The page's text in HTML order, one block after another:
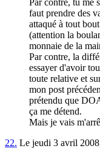
faut prendre des
attaqué à tout
(attention la
monnaie de la
Par contre, la
essayer d'avoir
toute relative et
mon post
prétendu que
ça me détend.
Mais je vais
22. Le jeudi 3 avril